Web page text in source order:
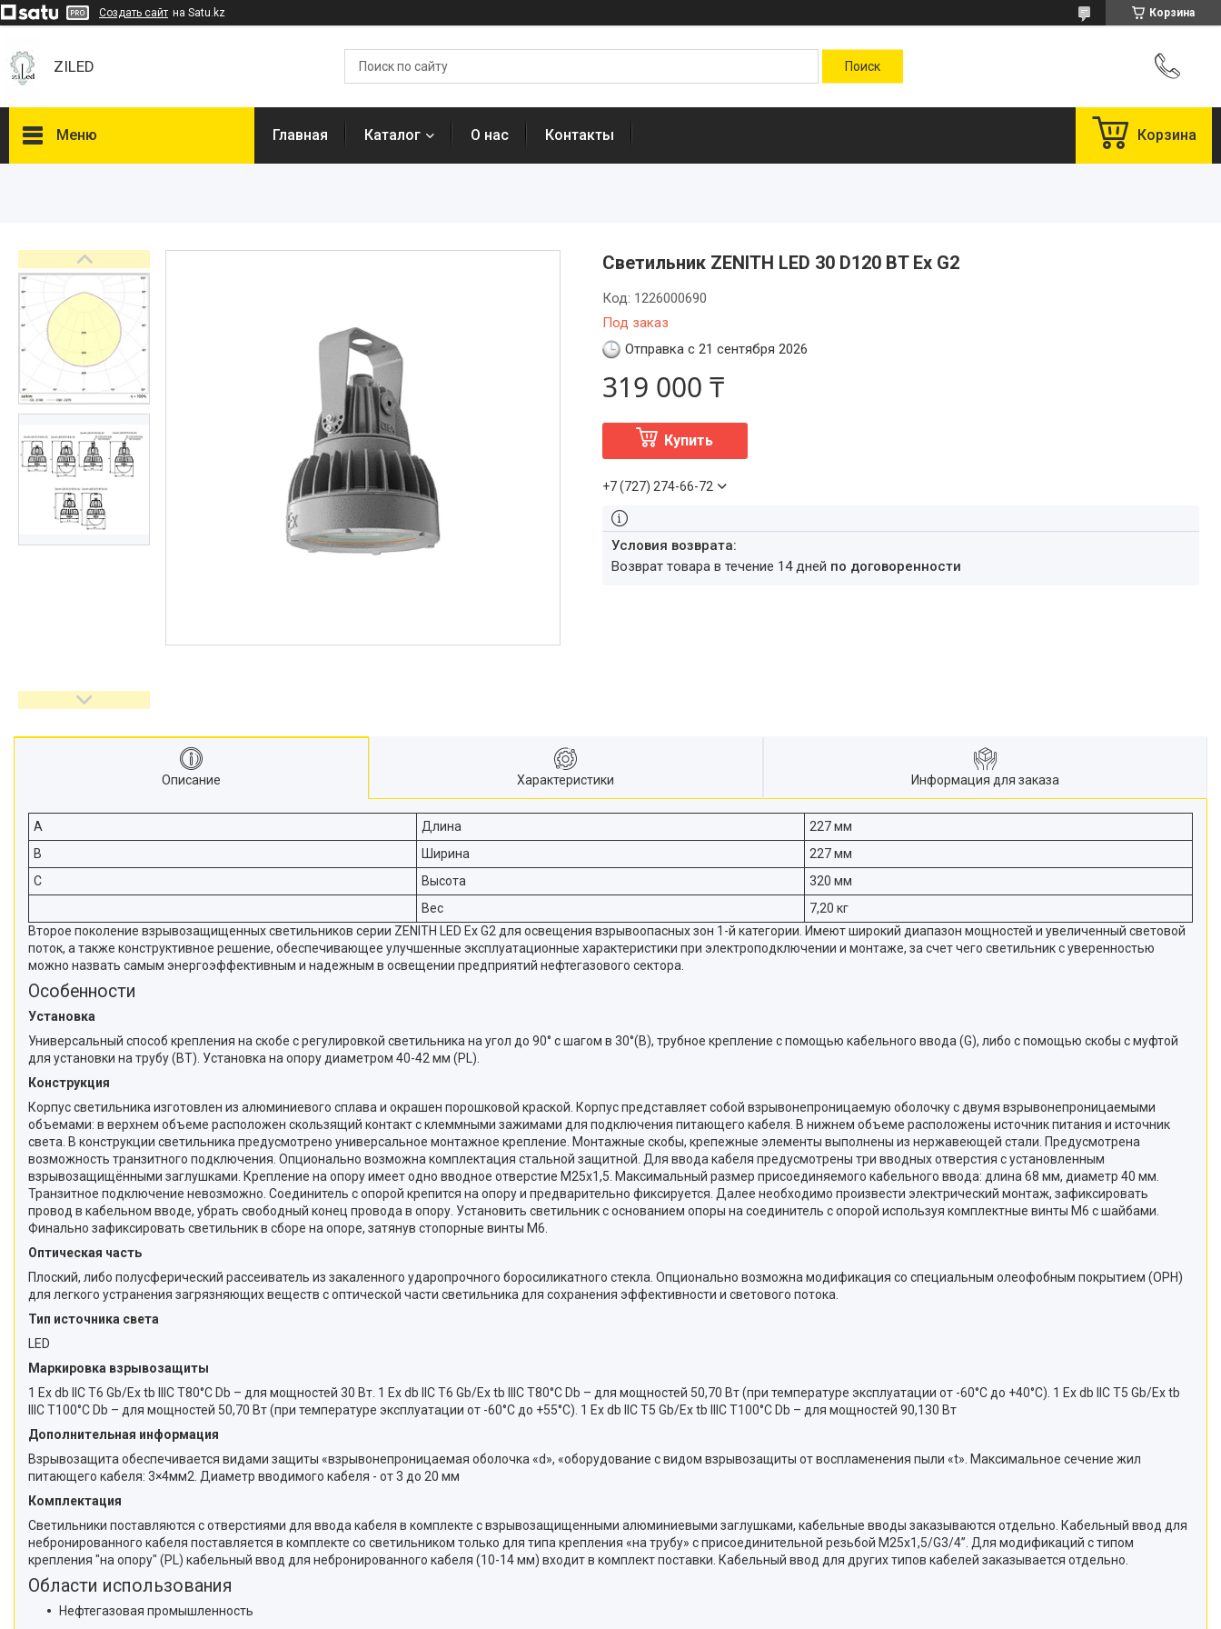
Создать сайт на Satu.kz Корзина
ZILED
Меню
ФАРЛАЙТ
NLCO
INNOLUX
Отзывы
Главная Каталог О нас Контакты Корзина
Светильник ZENITH LED 30 D120 BT Ex G2
Под заказ
Код: 1226000690
Отправка с 21 сентября 2026
319 000 ₸
Купить
+7 (727) 274-66-72
возврат товара в течение 14 дней по договоренности
Описание Характеристики Информация для заказа
A Длина
227 мм
B
Ширина
227 мм
C
Высота
320 мм
Вес
7,20 кг
Второе поколение взрывозащищенных светильников серии ZENITH LED Ex G2 для освещения взрывоопасных зон 1-й категории. Имеют широкий диапазон мощностей и увеличенный световой
поток, а также конструктивное решение, обеспечивающее улучшенные эксплуатационные характеристики при электроподключении и монтаже, за счет чего светильник с уверенностью
можно назвать самым энергоэффективным и надежным в освещении предприятий нефтегазового сектора.
Особенности
Установка
Универсальный способ крепления на скобе с регулировкой светильника на угол до 90° с шагом в 30°(B), трубное крепление с помощью кабельного ввода (G), либо с помощью скобы с муфтой
для установки на трубу (BT). Установка на опору диаметром 40-42 мм (PL).
Конструкция
Корпус светильника изготовлен из алюминиевого сплава и окрашен порошковой краской. Корпус представляет собой взрывонепроницаемую оболочку с двумя взрывонепроницаемыми
объемами: в верхнем объеме расположен скользящий контакт с клеммными зажимами для подключения питающего кабеля. В нижнем объеме расположены источник питания и источник
света. В конструкции светильника предусмотрено универсальное монтажное крепление. Монтажные скобы, крепежные элементы выполнены из нержавеющей стали. Предусмотрена
возможность транзитного подключения. Опционально возможна комплектация стальной защитной. Для ввода кабеля предусмотрены три вводных отверстия с установленным
взрывозащищёнными заглушками. Крепление на опору имеет одно вводное отверстие М25х1,5. Максимальный размер присоединяемого кабельного ввода: длина 68 мм, диаметр 40 мм.
Транзитное подключение невозможно. Соединитель с опорой крепится на опору и предварительно фиксируется. Далее необходимо произвести электрический монтаж, зафиксировать
провод в кабельном вводе, убрать свободный конец провода в опору. Установить светильник с основанием опоры на соединитель с опорой используя комплектные винты М6 с шайбами.
Финально зафиксировать светильник в сборе на опоре, затянув стопорные винты М6.
Оптическая часть
Плоский, либо полусферический рассеиватель из закаленного ударопрочного боросиликатного стекла. Опционально возможна модификация со специальным олеофобным покрытием (OPH)
для легкого устранения загрязняющих веществ с оптической части светильника для сохранения эффективности и светового потока.
Тип источника света
LED
Маркировка взрывозащиты
1 Ex db IIC T6 Gb/Ex tb IIIC T80°C Db – для мощностей 30 Вт. 1 Ex db IIC T6 Gb/Ex tb IIIC T80°C Db – для мощностей 50,70 Вт (при температуре эксплуатации от -60°C до +40°C). 1 Ex db IIC T5 Gb/Ex tb
IIIC T100°C Db – для мощностей 50,70 Вт (при температуре эксплуатации от -60°C до +55°C). 1 Ex db IIC T5 Gb/Ex tb IIIC T100°C Db – для мощностей 90,130 Вт
Дополнительная информация
Взрывозащита обеспечивается видами защиты «взрывонепроницаемая оболочка «d», «оборудование с видом взрывозащиты от воспламенения пыли «t». Максимальное сечение жил
питающего кабеля: 3×4мм2. Диаметр вводимого кабеля - от 3 до 20 мм
Комплектация
Светильники поставляются с отверстиями для ввода кабеля в комплекте c взрывозащищенными алюминиевыми заглушками, кабельные вводы заказываются отдельно. Кабельный ввод для
небронированного кабеля поставляется в комплекте со светильником только для типа крепления «на трубу» с присоединительной резьбой M25x1,5/G3/4’’. Для модификаций с типом
крепления "на опору" (PL) кабельный ввод для небронированного кабеля (10-14 мм) входит в комплект поставки. Кабельный ввод для других типов кабелей заказывается отдельно.
Области использования
Нефтегазовая промышленность